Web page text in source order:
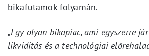
bikafutamok folyamán.
„Egy olyan bikapiac, ami egyszerre
likviditás és a technológiai